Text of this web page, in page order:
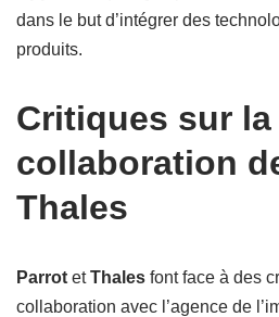
dans le but d’intégrer des
produits.
Critiques sur la
collaboration
Thales
Parrot etThales font face à des
collaboration avec l’agence de